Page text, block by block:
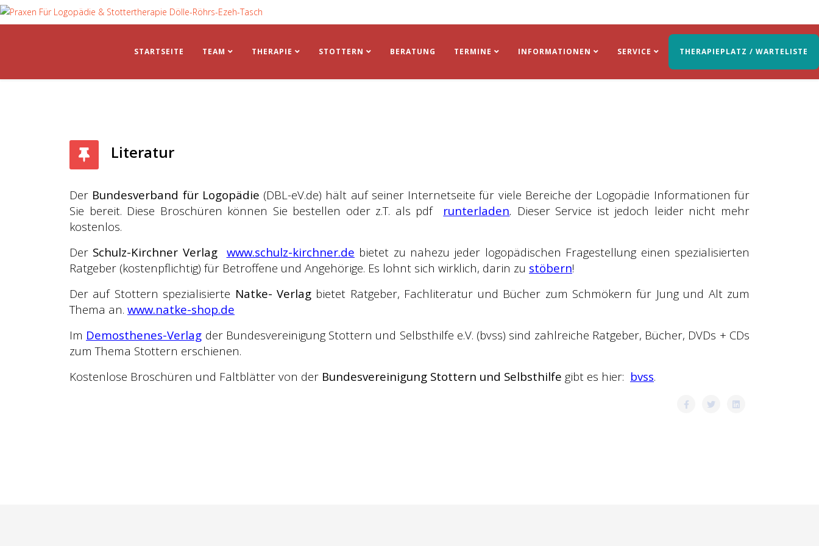
STARTSEITE TEAM THERAPIE STOTTERN BERATUNG TERMINE INFORMATIONEN SERVICE THERAPIEPLATZ / WARTELISTE
Literatur
Der Bundesverband für Logopädie (DBL-eV.de) hält auf seiner Internetseite für viele Bereiche der Logopädie Informationen für
Sie bereit. Diese Broschüren können Sie bestellen oder z.T. als pdf runterladen. Dieser Service ist jedoch leider nicht mehr
kostenlos.
Der Schulz-Kirchner Verlag www.schulz-kirchner.de bietet zu nahezu jeder logopädischen Fragestellung einen spezialisierten
Ratgeber (kostenpflichtig) für Betroffene und Angehörige. Es lohnt sich wirklich, darin zu stöbern!
Der auf Stottern spezialisierte Natke- Verlag bietet Ratgeber, Fachliteratur und Bücher zum Schmökern für Jung und Alt zum
Thema an. www.natke-shop.de
Im Demosthenes-Verlag der Bundesvereinigung Stottern und Selbsthilfe e.V. (bvss) sind zahlreiche Ratgeber, Bücher, DVDs + CDs
zum Thema Stottern erschienen.
Kostenlose Broschüren und Faltblätter von der Bundesvereinigung Stottern und Selbsthilfe gibt es hier: bvss.